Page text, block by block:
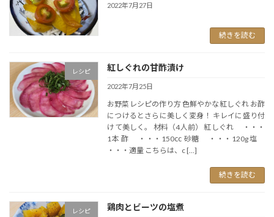
2022年7月27日
続きを読む
レシピ 紅しぐれの甘酢漬け
2022年7月25日
お野菜レシピの作り方 色鮮やかな紅しぐれ お酢
につけるとさらに美しく変身！ キレイに盛り付
けて美しく。 材料（4人前） 紅しぐれ ・・・
1本 酢 ・・・150㏄ 砂糖 ・・・120g 塩
・・・適量 こちらは、c […]
続きを読む
レシピ 鶏肉とビーツの塩煮